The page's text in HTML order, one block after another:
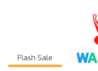
Flash Sale